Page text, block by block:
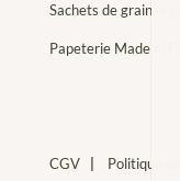
Sachets de graines
Papeterie Made in
CGV| Politique